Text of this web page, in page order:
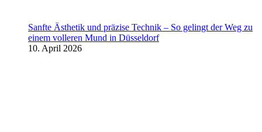
Sanfte Ästhetik und präzise Technik – So gelingt der Weg zu
einem volleren Mund in Düsseldorf
10. April 2026